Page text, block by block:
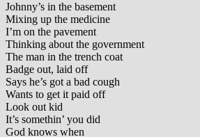
Johnny’s in the basement
Mixing up the medicine
I’m on the pavement
Thinking about the government
The man in the trench coat
Badge out, laid off
Says he’s got a bad cough
Wants to get it paid off
Look out kid
It’s somethin’ you did
God knows when